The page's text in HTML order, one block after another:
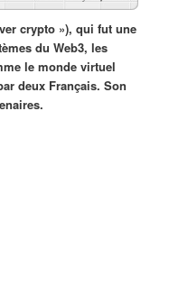
crypto »), qui fut une
du Web3, les
le monde virtuel
deux Français. Son